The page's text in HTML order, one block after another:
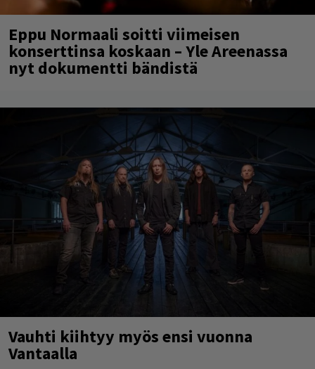
Eppu Normaali soitti viimeisen
konserttinsa koskaan – Yle Areenassa
nyt dokumentti bändistä
Vauhti kiihtyy myös ensi vuonna
Vantaalla